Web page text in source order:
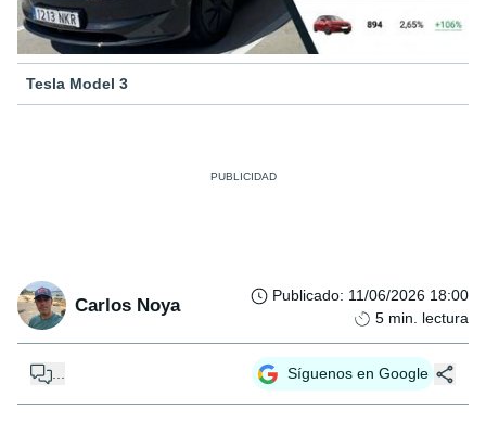
Tesla Model 3
Carlos Noya Publicado: 11/06/2026 18:00
5 min. lectura
... Síguenos en Google